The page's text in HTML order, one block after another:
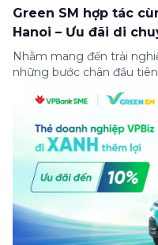
Green SM hợp tác
Hanoi – Ưu đãi di
Nhằm mang đến trải
những bước chân đầu
đãi di chuyển dành riêng
điểm đến tại khu căn hộ